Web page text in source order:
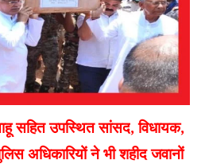
सहित उपस्थित सांसद,विधायक,
अधिकारियों ने भी शहीद जवानों